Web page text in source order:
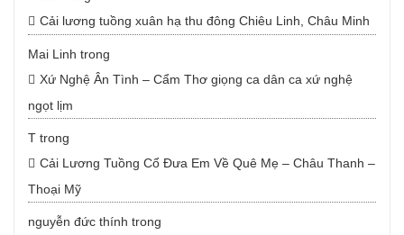
Cải lương tuồng xuân hạ thu đông Chiêu Linh, Châu Minh
Mai Linh trong
Xứ Nghệ Ân Tình – Cẩm Thơ giọng ca dân ca xứ nghệ
ngọt lịm
T trong
Cải Lương Tuồng Cổ Đưa Em Về Quê Mẹ – Châu Thanh –
Thoại Mỹ
nguyễn đức thính trong